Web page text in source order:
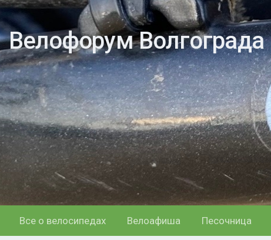
Велофорум Волгограда
Все о велосипедах Велоафиша Песочница